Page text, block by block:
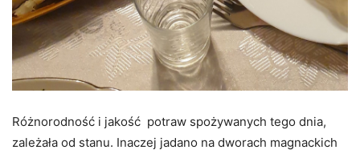
Różnorodność i jakość potraw spożywanych tego dnia,
zależała od stanu. Inaczej jadano na dworach magnackich